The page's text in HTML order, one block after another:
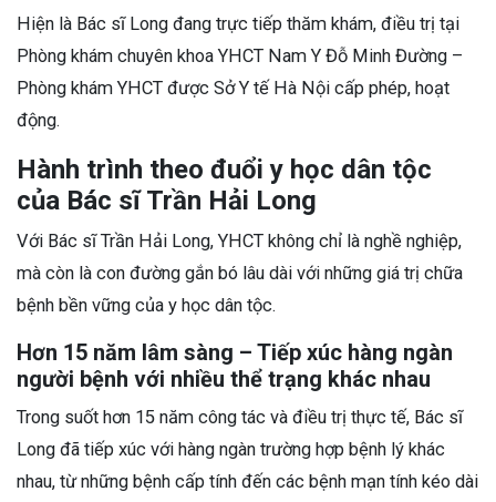
Hiện là Bác sĩ Long đang trực tiếp thăm khám, điều trị tại
Phòng khám chuyên khoa YHCT Nam Y Đỗ Minh Đường –
Phòng khám YHCT được Sở Y tế Hà Nội cấp phép, hoạt
động.
Hành trình theo đuổi y học dân tộc
của Bác sĩ Trần Hải Long
Với Bác sĩ Trần Hải Long, YHCT không chỉ là nghề nghiệp,
mà còn là con đường gắn bó lâu dài với những giá trị chữa
bệnh bền vững của y học dân tộc.
Hơn 15 năm lâm sàng – Tiếp xúc hàng ngàn
người bệnh với nhiều thể trạng khác nhau
Trong suốt hơn 15 năm công tác và điều trị thực tế, Bác sĩ
Long đã tiếp xúc với hàng ngàn trường hợp bệnh lý khác
nhau, từ những bệnh cấp tính đến các bệnh mạn tính kéo dài